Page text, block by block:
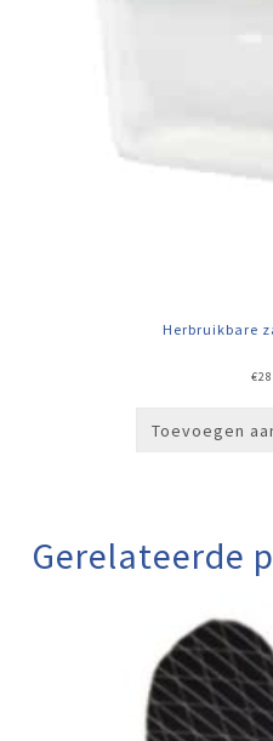
Herbruikbare
€
Toevoegen
Gerelateerde